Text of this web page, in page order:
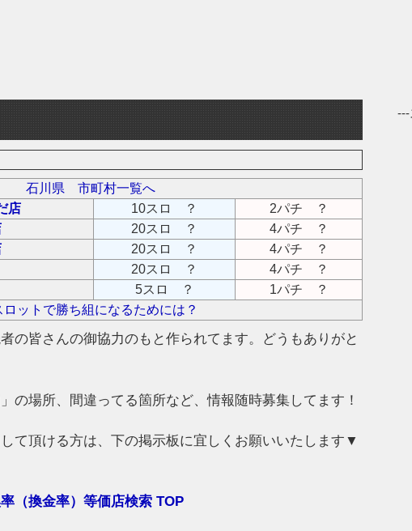
石川県 市町村一覧へ
店
10スロ ？
2パチ ？
20スロ ？
4パチ ？
20スロ ？
4パチ ？
20スロ ？
4パチ ？
5スロ ？
1パチ ？
ロットで勝ち組になるためには？
の皆さんの御協力のもと作られてます。どうもありがと
の場所、間違ってる箇所など、情報随時募集してます！
て頂ける方は、下の掲示板に宜しくお願いいたします▼
（換金率）等価店検索 TOP
---